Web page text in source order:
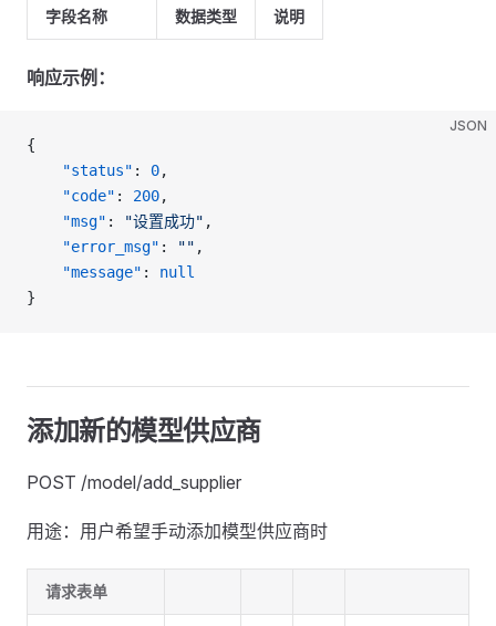
字段名称 数据类型 说明
响应示例：
JSON
{
    "status"
: 0,
    "code"
: 200,
    "msg"
: "设置成功" ,
    "error_msg"
: "" ,
    "message"
: null
}
添加新的模型供应商
POST /model/add_supplier
用途：用户希望手动添加模型供应商时
请求表单